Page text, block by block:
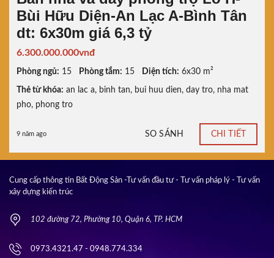
Bùi Hữu Diện-An Lạc A-Bình Tân
dt: 6x30m giá 6,3 tỷ
6.300.000.000vnđ
Phòng ngủ: 15 Phòng tắm: 15 Diện tích: 6x30 m²
Thẻ từ khóa: an lac a, binh tan, bui huu dien, day tro, nha mat
pho, phong tro
9 năm ago SO SÁNH CHI TIẾT
Cung cấp thông tin Bất Động Sản -Tư vấn đầu tư - Tư vấn pháp lý - Tư vấn
xây dựng kiến trúc
102 đường 72, Phường 10, Quận 6, TP. HCM
0973.4321.47 - 0948.774.334